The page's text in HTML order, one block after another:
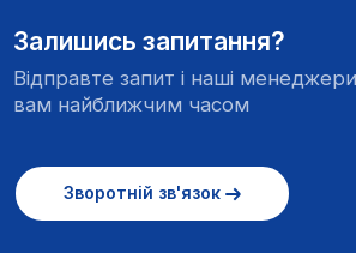
Залишись запитання?
Відправте запит і наші
вам найближчим часом
Зворотній зв'язок